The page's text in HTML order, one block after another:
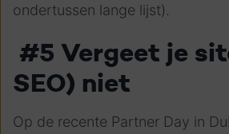
ondertussen lange lijst).
#5 Vergeet je
SEO) niet
Op de recente Partner Day in